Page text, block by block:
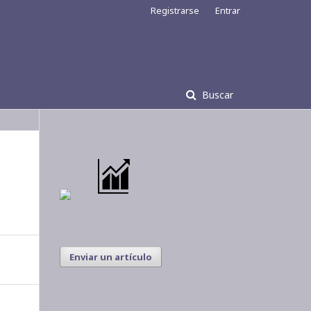
Buscar
Registrarse Entrar
Enviar un artículo